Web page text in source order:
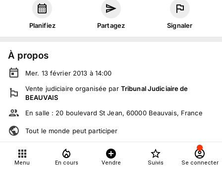
Planifiez Partagez Signaler
À propos
Mer. 13 février 2013 à 14:00
Vente judiciaire organisée par Tribunal Judiciaire de
BEAUVAIS
En salle : 20 boulevard St Jean, 60000 Beauvais, France
Tout le monde peut participer
Détails
Menu En cours Vendre Suivis Se connecter